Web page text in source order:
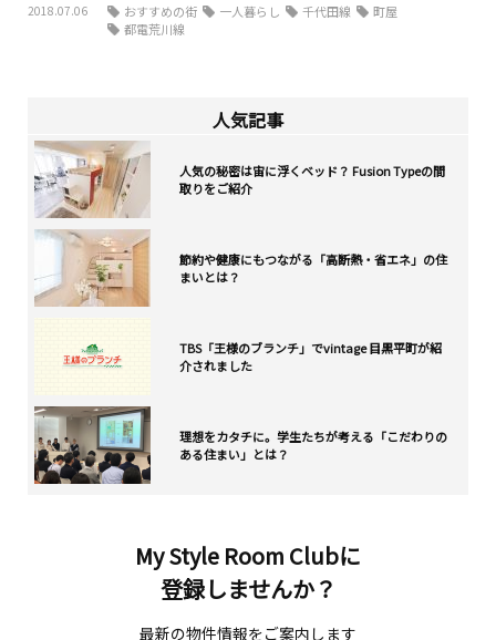
人気記事
人気の秘密は宙に浮くベッド？ Fusion Typeの間
取りをご紹介
節約や健康にもつながる「高断熱・省エネ」の住
まいとは？
TBS「王様のブランチ」でvintage 目黒平町が紹
介されました
理想をカタチに。学生たちが考える「こだわりの
ある住まい」とは？
My Style Room Clubに
登録しませんか？
最新の物件情報をご案内します
2018.07.06
おすすめの街 一人暮らし 千代田線
町屋
都電荒川線